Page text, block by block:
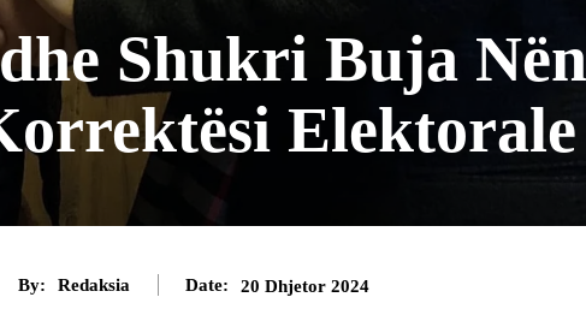
Shukri Buja
By: Redaksia Date: 20 Dhjetor 2024